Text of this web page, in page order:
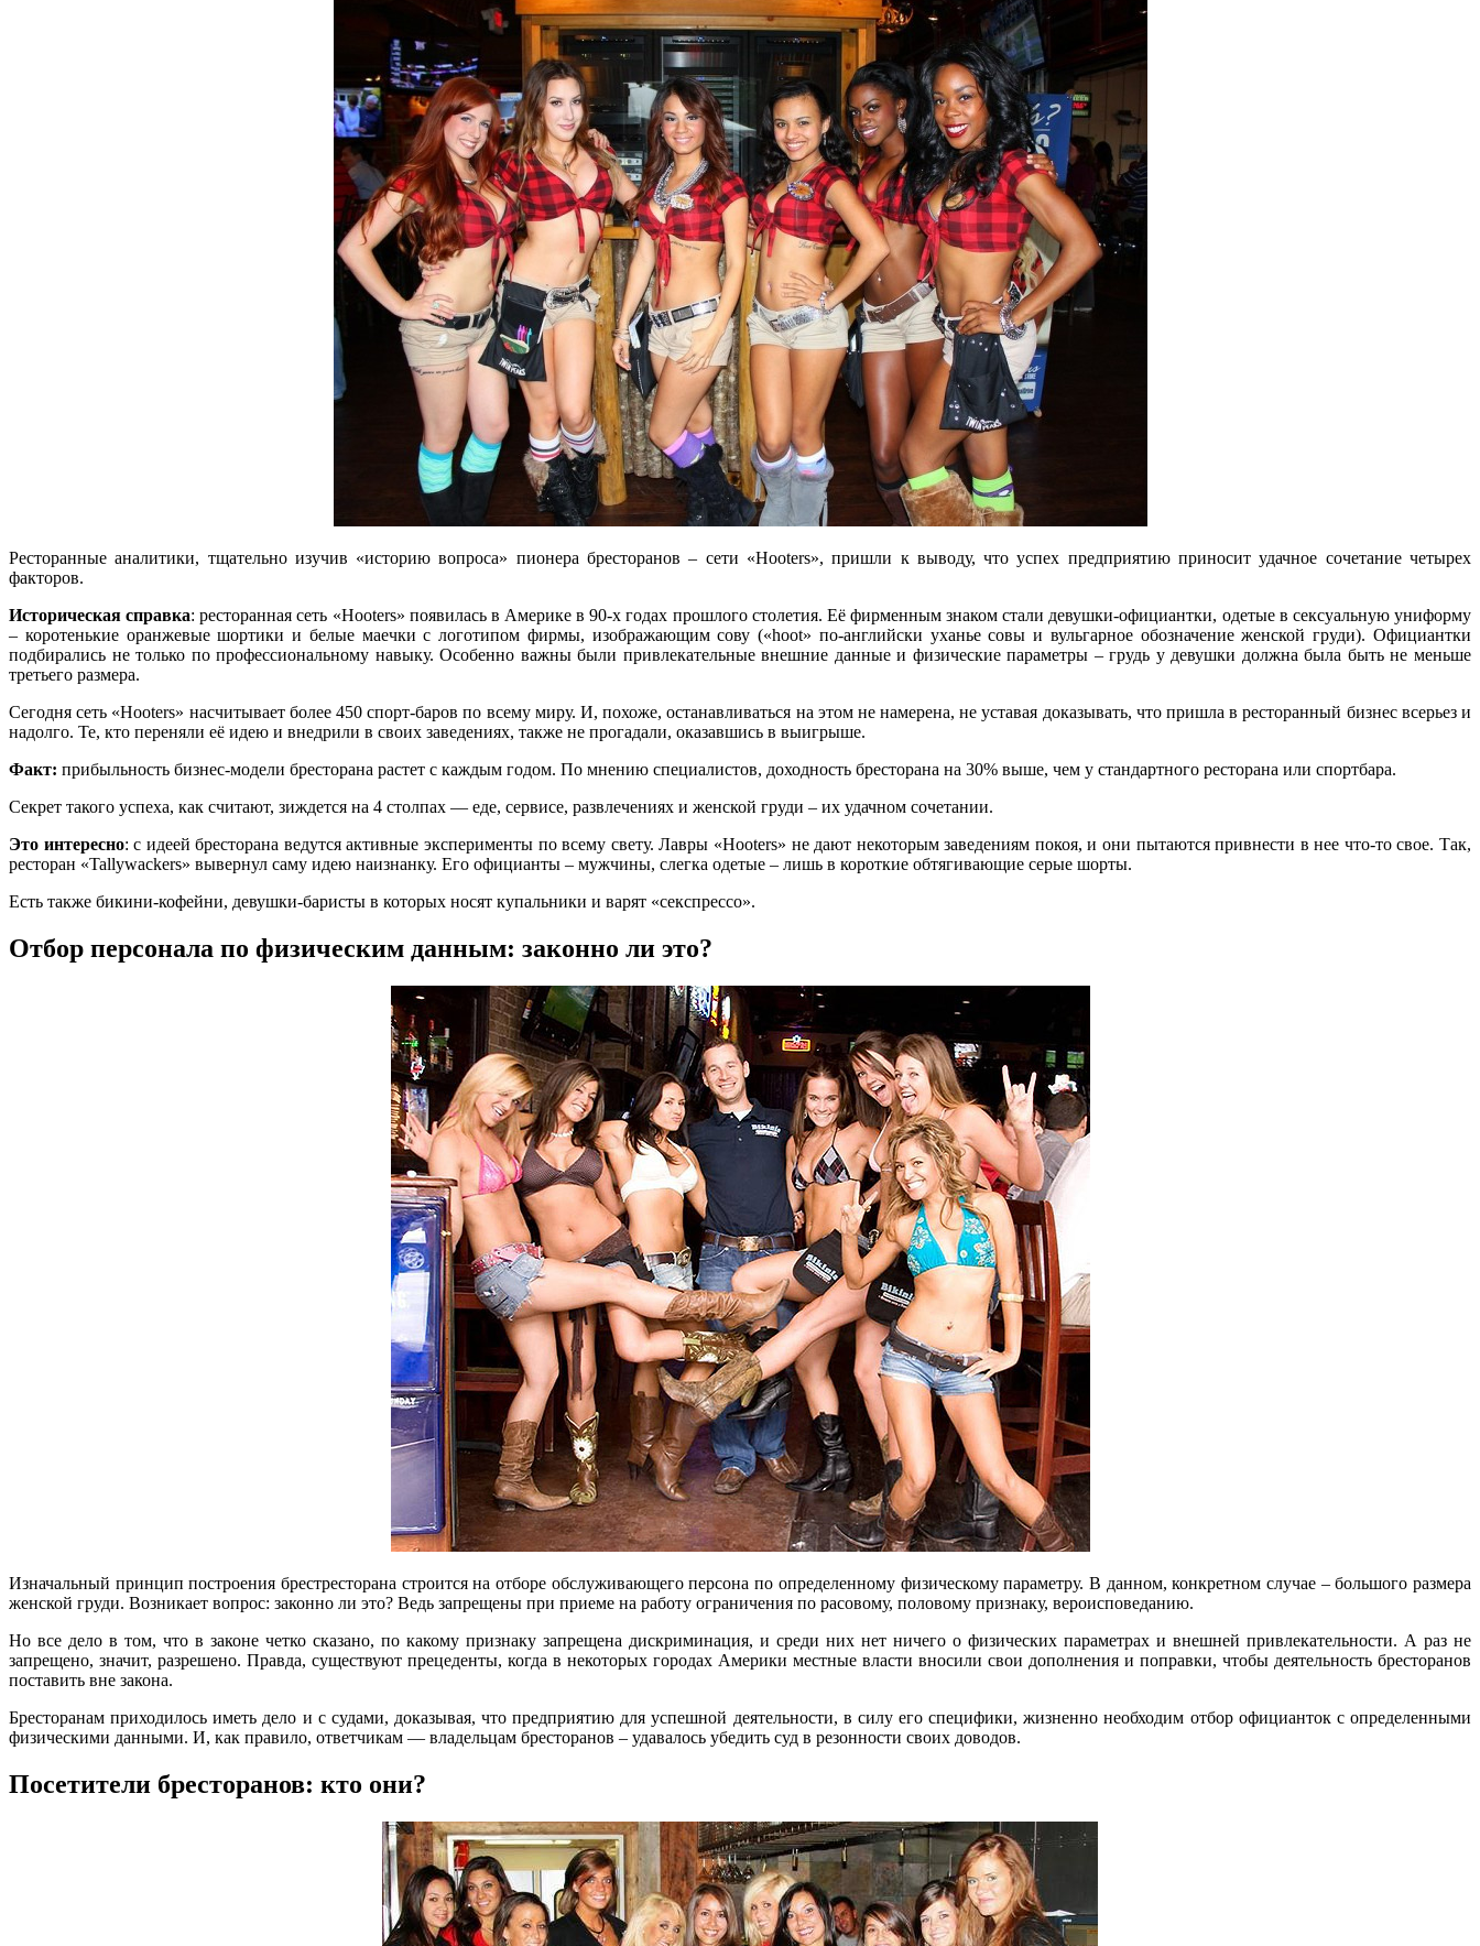
Ресторанные аналитики, тщательно изучив «историю вопроса» пионера бресторанов – сети «Hooters», пришли к выводу, что успех предприятию приносит удачное сочетание четырех
факторов.
Историческая справка: ресторанная сеть «Hooters» появилась в Америке в 90-х годах прошлого столетия. Её фирменным знаком стали девушки-официантки, одетые в сексуальную униформу
– коротенькие оранжевые шортики и белые маечки с логотипом фирмы, изображающим сову («hoot» по-английски уханье совы и вульгарное обозначение женской груди). Официантки
подбирались не только по профессиональному навыку. Особенно важны были привлекательные внешние данные и физические параметры – грудь у девушки должна была быть не меньше
третьего размера.
Сегодня сеть «Hooters» насчитывает более 450 спорт-баров по всему миру. И, похоже, останавливаться на этом не намерена, не уставая доказывать, что пришла в ресторанный бизнес всерьез и
надолго. Те, кто переняли её идею и внедрили в своих заведениях, также не прогадали, оказавшись в выигрыше.
Факт: прибыльность бизнес-модели бресторана растет с каждым годом. По мнению специалистов, доходность бресторана на 30% выше, чем у стандартного ресторана или спортбара.
Секрет такого успеха, как считают, зиждется на 4 столпах — еде, сервисе, развлечениях и женской груди – их удачном сочетании.
Это интересно: с идеей бресторана ведутся активные эксперименты по всему свету. Лавры «Hooters» не дают некоторым заведениям покоя, и они пытаются привнести в нее что-то свое. Так,
ресторан «Tallywackers» вывернул саму идею наизнанку. Его официанты – мужчины, слегка одетые – лишь в короткие обтягивающие серые шорты.
Есть также бикини-кофейни, девушки-баристы в которых носят купальники и варят «секспрессо».
Отбор персонала по физическим данным: законно ли это?
Изначальный принцип построения брестресторана строится на отборе обслуживающего персона по определенному физическому параметру. В данном, конкретном случае – большого размера
женской груди. Возникает вопрос: законно ли это? Ведь запрещены при приеме на работу ограничения по расовому, половому признаку, вероисповеданию.
Но все дело в том, что в законе четко сказано, по какому признаку запрещена дискриминация, и среди них нет ничего о физических параметрах и внешней привлекательности. А раз не
запрещено, значит, разрешено. Правда, существуют прецеденты, когда в некоторых городах Америки местные власти вносили свои дополнения и поправки, чтобы деятельность бресторанов
поставить вне закона.
Бресторанам приходилось иметь дело и с судами, доказывая, что предприятию для успешной деятельности, в силу его специфики, жизненно необходим отбор официанток с определенными
физическими данными. И, как правило, ответчикам — владельцам бресторанов – удавалось убедить суд в резонности своих доводов.
Посетители бресторанов: кто они?